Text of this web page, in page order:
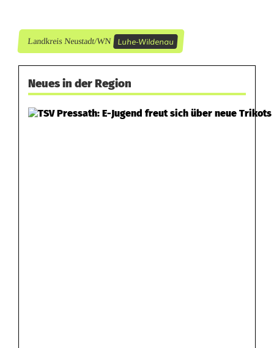
b
e
Landkreis Neustadt/WN Luhe-Wildenau
Neues in der Region